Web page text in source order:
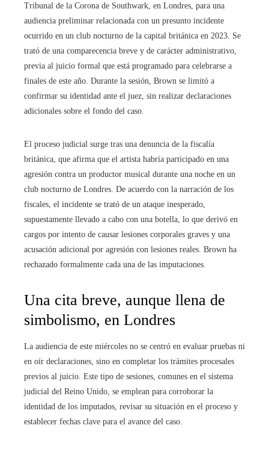
Tribunal de la Corona de Southwark, en Londres, para una
audiencia preliminar relacionada con un presunto incidente
ocurrido en un club nocturno de la capital británica en 2023. Se
trató de una comparecencia breve y de carácter administrativo,
previa al juicio formal que está programado para celebrarse a
finales de este año. Durante la sesión, Brown se limitó a
confirmar su identidad ante el juez, sin realizar declaraciones
adicionales sobre el fondo del caso.
El proceso judicial surge tras una denuncia de la fiscalía
británica, que afirma que el artista habría participado en una
agresión contra un productor musical durante una noche en un
club nocturno de Londres. De acuerdo con la narración de los
fiscales, el incidente se trató de un ataque inesperado,
supuestamente llevado a cabo con una botella, lo que derivó en
cargos por intento de causar lesiones corporales graves y una
acusación adicional por agresión con lesiones reales. Brown ha
rechazado formalmente cada una de las imputaciones.
Una cita breve, aunque llena de
simbolismo, en Londres
La audiencia de este miércoles no se centró en evaluar pruebas ni
en oír declaraciones, sino en completar los trámites procesales
previos al juicio. Este tipo de sesiones, comunes en el sistema
judicial del Reino Unido, se emplean para corroborar la
identidad de los imputados, revisar su situación en el proceso y
establecer fechas clave para el avance del caso.